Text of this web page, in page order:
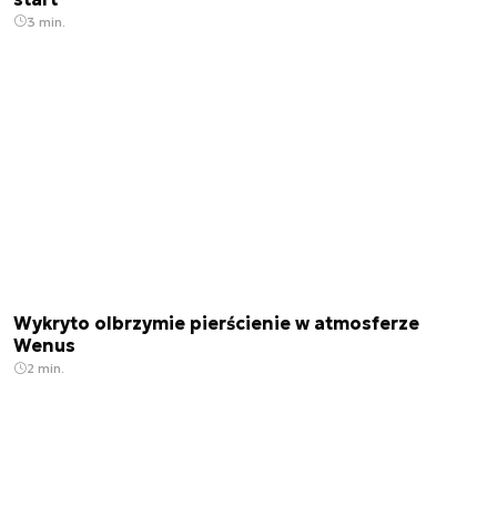
3 min.
Wykryto olbrzymie pierścienie w atmosferze
Wenus
2 min.